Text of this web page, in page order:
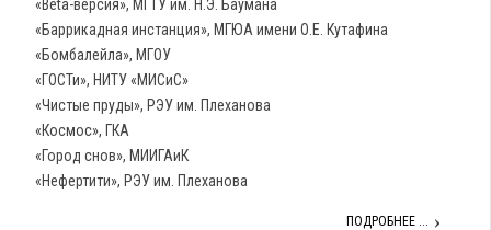
«Beta-версия», МГТУ им. Н.Э. Баумана
«Баррикадная инстанция», МГЮА имени О.Е. Кутафина
«Бомбалейла», МГОУ
«ГОСТи», НИТУ «МИСиС»
«Чистые пруды», РЭУ им. Плеханова
«Космос», ГКА
«Город снов», МИИГАиК
«Нефертити», РЭУ им. Плеханова
ПОДРОБНЕЕ ...